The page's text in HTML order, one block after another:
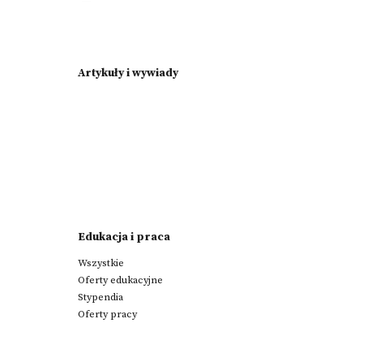
Artykuły i wywiady
Edukacja i praca
Wszystkie
Oferty edukacyjne
Stypendia
Oferty pracy